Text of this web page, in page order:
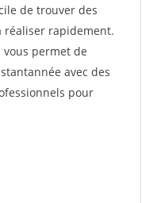
de trouver des
réaliser rapidement.
permet de
avec des
pour